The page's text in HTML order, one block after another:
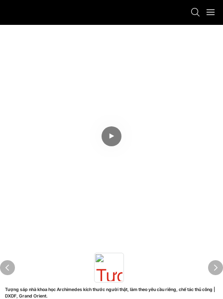
Tượng sáp nhà khoa học Archimedes kích thước người thật, làm theo yêu cầu riêng, chế tác thủ công |
DXDF, Grand Orient.